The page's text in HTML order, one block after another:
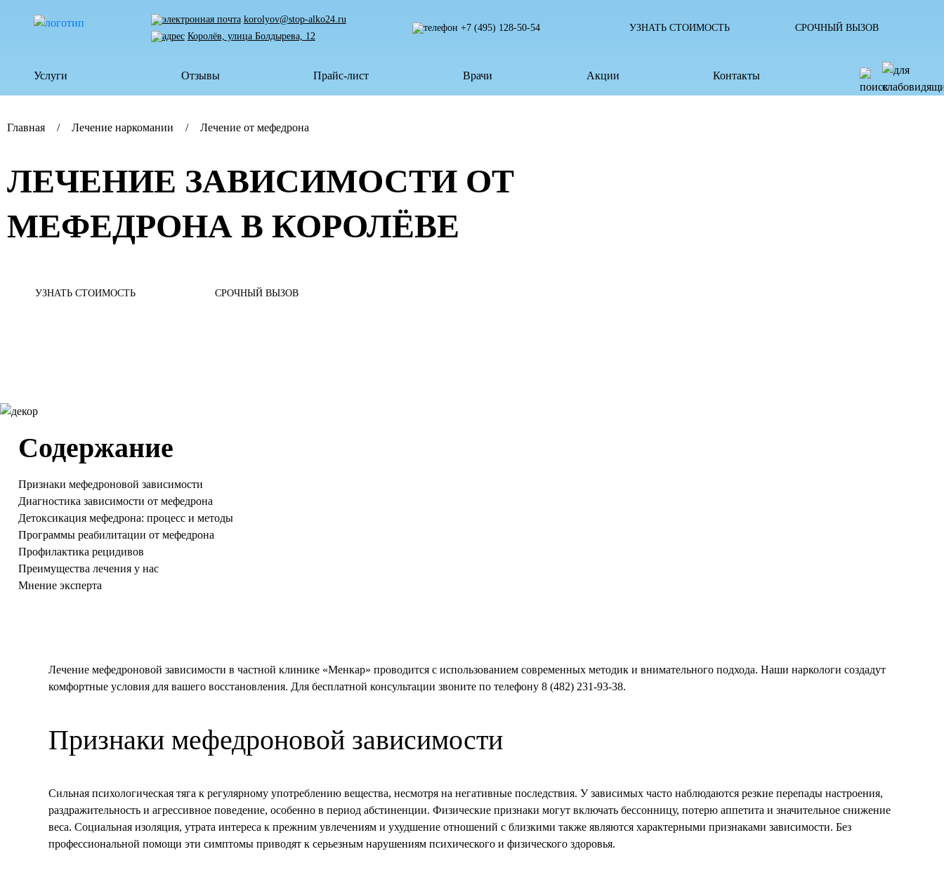
korolyov@stop-alko24.ru
Королёв, улица Болдырева, 12
+7 (495) 128-50-54 УЗНАТЬ СТОИМОСТЬ СРОЧНЫЙ ВЫЗОВ
Услуги Отзывы Прайс-лист Врачи Акции Контакты
Главная Лечение наркомании Лечение от мефедрона
ЛЕЧЕНИЕ ЗАВИСИМОСТИ ОТ
МЕФЕДРОНА В КОРОЛЁВЕ
УЗНАТЬ СТОИМОСТЬ СРОЧНЫЙ ВЫЗОВ
Содержание
Признаки мефедроновой зависимости
Диагностика зависимости от мефедрона
Детоксикация мефедрона: процесс и методы
Программы реабилитации от мефедрона
Профилактика рецидивов
Преимущества лечения у нас
Мнение эксперта
Лечение мефедроновой зависимости в частной клинике «Менкар» проводится с использованием современных методик и внимательного подхода. Наши наркологи создадут
комфортные условия для вашего восстановления. Для бесплатной консультации звоните по телефону 8 (482) 231-93-38.
Признаки мефедроновой зависимости
Сильная психологическая тяга к регулярному употреблению вещества, несмотря на негативные последствия. У зависимых часто наблюдаются резкие перепады настроения,
раздражительность и агрессивное поведение, особенно в период абстиненции. Физические признаки могут включать бессонницу, потерю аппетита и значительное снижение
веса. Социальная изоляция, утрата интереса к прежним увлечениям и ухудшение отношений с близкими также являются характерными признаками зависимости. Без
профессиональной помощи эти симптомы приводят к серьезным нарушениям психического и физического здоровья.